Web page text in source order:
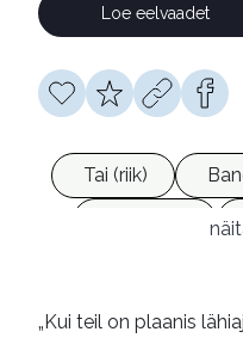
Loe eelvaadet
Tai (riik)
e-
„Kui teil on plaanis